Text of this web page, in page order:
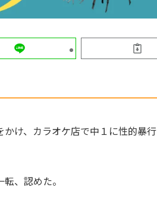
け、カラオケ店で中１に性的暴行
、認めた。